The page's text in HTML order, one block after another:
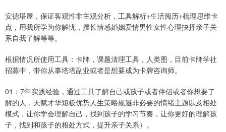
安德塔屋，保证客观性非主观分析，工具解析+生活阅历+梳理思维卡
点，用我所学为你解忧，擅长情感婚姻爱情男性女性心理抉择亲子关
系自我了解等等。
根据情况所使用工具：卡牌，课题清理工具，人类图，目前卡牌学社
招募中，带你从事塔塔副业或者是想要成为卡牌咨询师。
01：7年实践经验，通过工具了解自己或孩子或者伴侣或者你想要了
解的人，天赋才华短板优势人生策略规避非必要的情绪主题以及相处
模式，让你学会理解自己，找到孩子的学习节奏，让你更好的理解孩
子，找到和孩子的相处方式，提升亲子关系）。